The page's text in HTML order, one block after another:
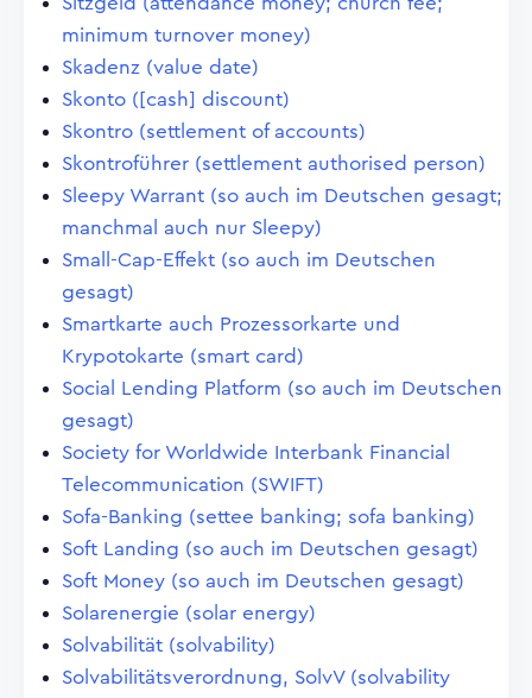
minimum turnover money)
Skadenz (value date)
Skonto ([cash] discount)
Skontro (settlement of accounts)
Skontroführer (settlement authorised person)
Sleepy Warrant (so auch im Deutschen gesagt;
manchmal auch nur Sleepy)
Small-Cap-Effekt (so auch im Deutschen
gesagt)
Smartkarte auch Prozessorkarte und
Krypotokarte (smart card)
Social Lending Platform (so auch im Deutschen
gesagt)
Society for Worldwide Interbank Financial
Telecommunication (SWIFT)
Sofa-Banking (settee banking; sofa banking)
Soft Landing (so auch im Deutschen gesagt)
Soft Money (so auch im Deutschen gesagt)
Solarenergie (solar energy)
Solvabilität (solvability)
Solvabilitätsverordnung, SolvV (solvability